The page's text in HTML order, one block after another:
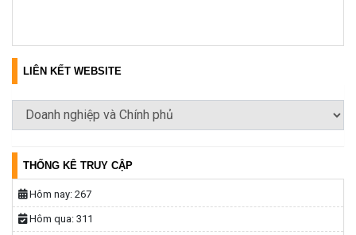
LIÊN KẾT WEBSITE
THỐNG KÊ TRUY CẬP
Hôm nay: 267
Hôm qua: 311